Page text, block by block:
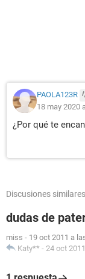
PAOLA123R
18 may 2020
¿Por qué te
Discusiones similares
dudas de
miss - 19 oct 2011 a
Katy** - 24 oct